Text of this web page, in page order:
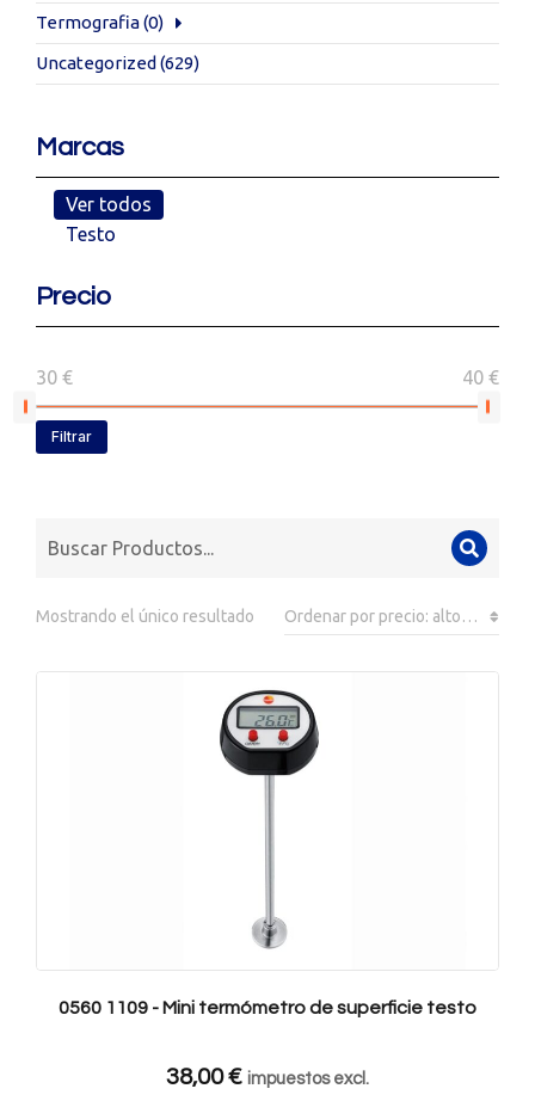
Termografia(0)
Uncategorized (629)
Marcas
Ver todos
Testo
Precio
30 € 40 €
Filtrar
Mostrando el único resultado
0560 1109 - Mini termómetro de superficie testo
38,00€ impuestos excl.